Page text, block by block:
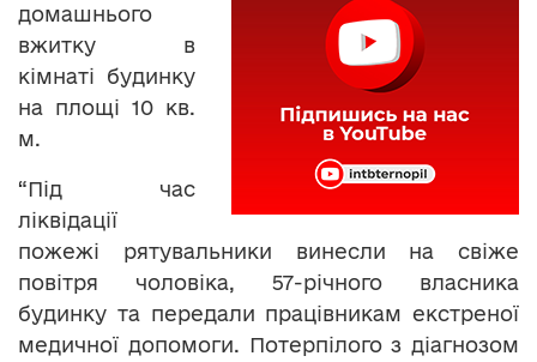
домашнього
вжитку в
кімнаті будинку
на площі 10 кв.
м.
“Під час
ліквідації
пожежі рятувальники винесли на свіже
повітря чоловіка, 57-річного власника
будинку та передали працівникам екстреної
медичної допомоги. Потерпілого з діагнозом